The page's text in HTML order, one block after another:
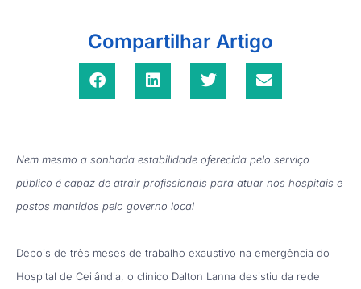
Compartilhar Artigo
Nem mesmo a sonhada estabilidade oferecida pelo serviço
público é capaz de atrair profissionais para atuar nos hospitais e
postos mantidos pelo governo local
Depois de três meses de trabalho exaustivo na emergência do
Hospital de Ceilândia, o clínico Dalton Lanna desistiu da rede